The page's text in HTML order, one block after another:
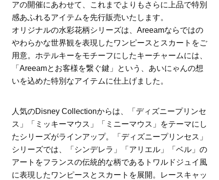
アの開催にあわせて、これまでよりもさらに上品で特別
感あふれるアイテムを先行販売いたします。
オリジナルの水彩花柄シリーズは、Areeamならではの
やわらかな世界観を表現したワンピースとスカートをご
用意。ホテルキーをモチーフにしたキーチャームには、
「Areeamとお客様を繋ぐ鍵」という、あいにゃんの想
いを込めた特別なアイテムに仕上げました。
人気のDisney Collectionからは、「ディズニープリンセ
ス」「ミッキーマウス」「ミニーマウス」をテーマにし
たシリーズがラインアップ。「ディズニープリンセス」
シリーズでは、「シンデレラ」「アリエル」「ベル」の
アートをフランスの伝統的な柄であるトワルドジュイ風
に表現したワンピースとスカートを展開。レースキャッ